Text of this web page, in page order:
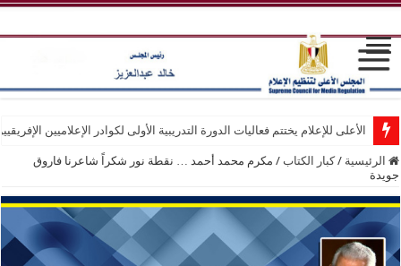
الأعلى للإعلام يختتم فعاليات الدورة التدريبية الأولى لكوادر الإعلاميين
الرئيسية / كبار الكتاب / مكرم محمد أحمد … نقطة نور شكراً شاعرنا فاروق
جويدة